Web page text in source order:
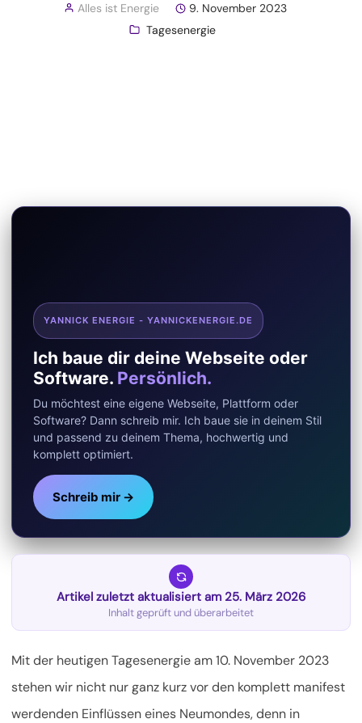
Alles ist Energie
9. November 2023
Tagesenergie
YANNICK ENERGIE - YANNICKENERGIE.DE
Ich baue dir deine Webseite oder
Software. Persönlich.
Du möchtest eine eigene Webseite, Plattform oder
Software? Dann schreib mir. Ich baue sie in deinem Stil
und passend zu deinem Thema, hochwertig und
komplett optimiert.
Schreib mir →
Artikel zuletzt aktualisiert am 25. März 2026
Inhalt geprüft und überarbeitet
Mit der heutigen Tagesenergie am 10. November 2023
stehen wir nicht nur ganz kurz vor den komplett manifest
werdenden Einflüssen eines Neumondes, denn in